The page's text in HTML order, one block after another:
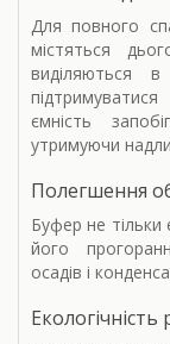
Для повного
містяться
виділяються
ємність
утримуючи
Полегшення
Буфер не
його
осадів і